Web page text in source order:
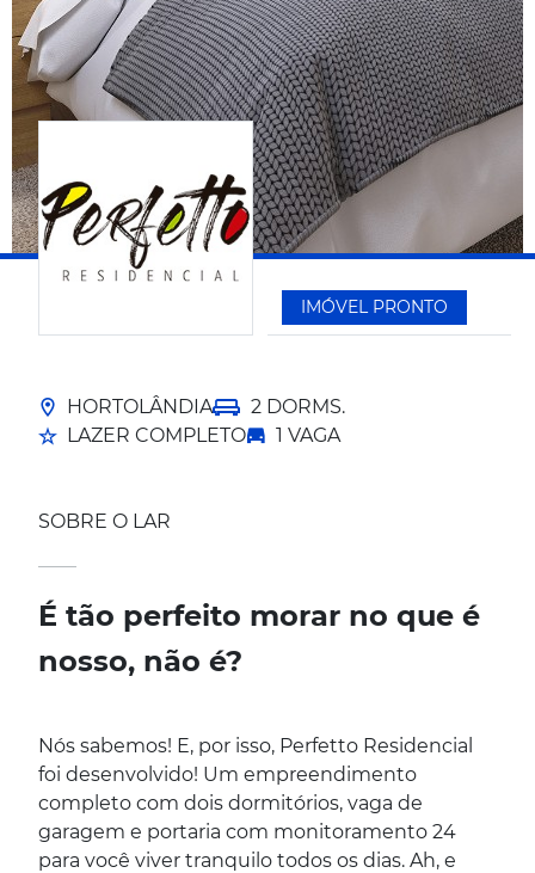
IMÓVEL PRONTO
HORTOLÂNDIA
2 DORMS.
LAZER COMPLETO
1 VAGA
SOBRE O LAR
É tão perfeito morar no que é
nosso, não é?
Nós sabemos! E, por isso, Perfetto Residencial
foi desenvolvido! Um empreendimento
completo com dois dormitórios, vaga de
garagem e portaria com monitoramento 24
para você viver tranquilo todos os dias. Ah, e